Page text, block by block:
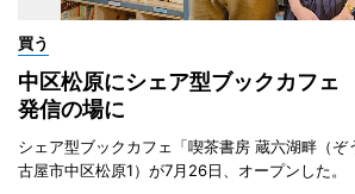
買う
中区松原にシェア型ブックカフ
発信の場に
シェア型ブックカフェ「喫茶書房 蔵六湖畔（ぞ
古屋市中区松原1）が7月26日、オープンした。